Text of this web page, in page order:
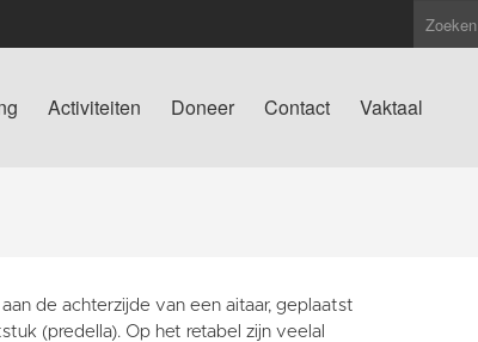
Activiteiten Doneer Contact Vaktaal
de achterzijde van een aitaar, geplaatst
(predella). Op het retabel zijn veelal